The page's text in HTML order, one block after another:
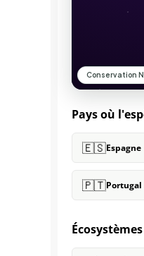
Pays où
🇪🇸Espagne
🇵🇹Portugal